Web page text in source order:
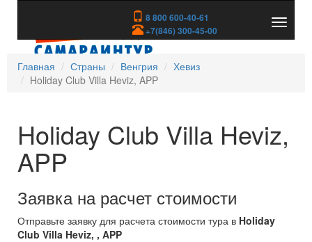
8 800 600-40-61
+7(846) 300-45-00
скрыть
Главная
Страны Венгрия
Хевиз
Holiday Club Villa Heviz, APP
Holiday Club Villa Heviz,
APP
Заявка на расчет стоимости
Отправьте заявку для расчета стоимости тура в Holiday
Club Villa Heviz, , APP